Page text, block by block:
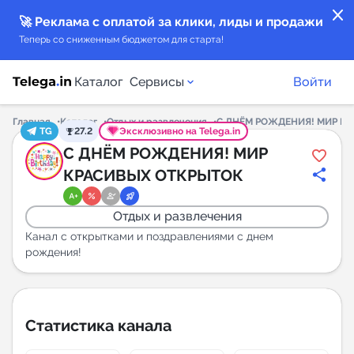
close
🚀 Реклама с оплатой за клики, лиды и продажи
Теперь со сниженным бюджетом для старта!
Каталог Сервисы
Каталог каналов
Каталог ботов
Горящие предложения
Индекс читаемости каналов в Telegram
New
Аналитика MAX каналов
Войти
Главная Каталог Отдых и развлечения
С ДНЁМ РОЖДЕНИЯ! МИР
TG
27.2 Эксклюзивно на Telega.in
С ДНЁМ РОЖДЕНИЯ! МИР
КРАСИВЫХ ОТКРЫТОК
Отдых и развлечения
Канал с открытками и поздравлениями с днем
рождения!
Статистика канала